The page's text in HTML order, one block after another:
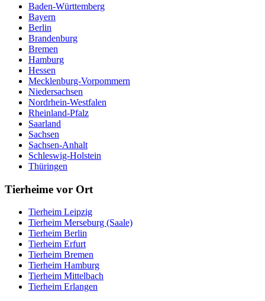
Baden-Württemberg
Bayern
Berlin
Brandenburg
Bremen
Hamburg
Hessen
Mecklenburg-Vorpommern
Niedersachsen
Nordrhein-Westfalen
Rheinland-Pfalz
Saarland
Sachsen
Sachsen-Anhalt
Schleswig-Holstein
Thüringen
Tierheime vor Ort
Tierheim Leipzig
Tierheim Merseburg (Saale)
Tierheim Berlin
Tierheim Erfurt
Tierheim Bremen
Tierheim Hamburg
Tierheim Mittelbach
Tierheim Erlangen